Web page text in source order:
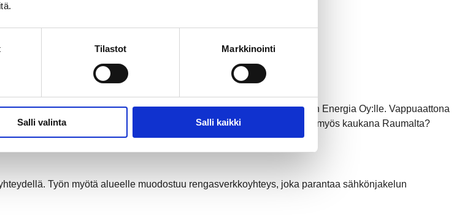
Tilastot Markkinointi
Salli valinta Salli kaikki
kun Kokemäen Sähkö Oy myi sähköntuotanto-osuutensa Rauman Energia Oy:lle. Vappuaattona
Mutta mitä tämä tarkoittaa käytännössä – ja miksi sähköntuotantoa on myös kaukana Raumalta?
Työn myötä alueelle muodostuu rengasverkkoyhteys, joka parantaa sähkönjakelun